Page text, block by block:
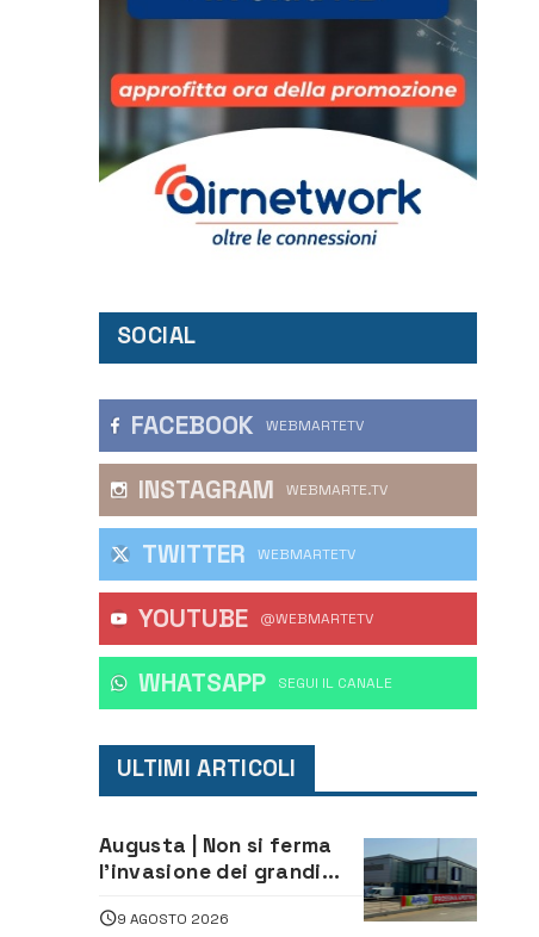
SOCIAL
FACEBOOK WEBMARTETV
INSTAGRAM WEBMARTE.TV
TWITTER WEBMARTETV
YOUTUBE @WEBMARTETV
WHATSAPP ‎SEGUI IL CANALE
ULTIMI ARTICOLI
Augusta | Non si ferma
l’invasione dei grandi
9 AGOSTO 2026